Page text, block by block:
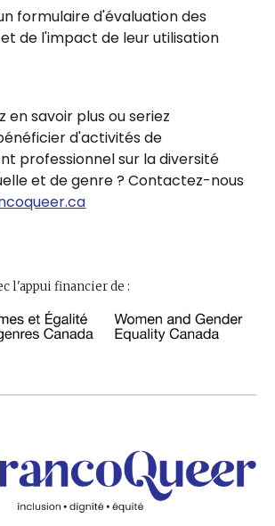
formulaire d'évaluation des
de l'impact de leur utilisation
en savoir plus ou seriez
d'activités de
professionnel sur la diversité
et de genre ? Contactez-nous
l'appui financier de :